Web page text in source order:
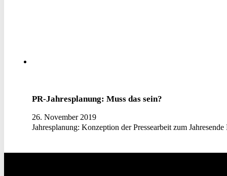
PR-Jahresplanung: Muss das sein?
26. November 2019
Jahresplanung: Konzeption der Pressearbeit zum